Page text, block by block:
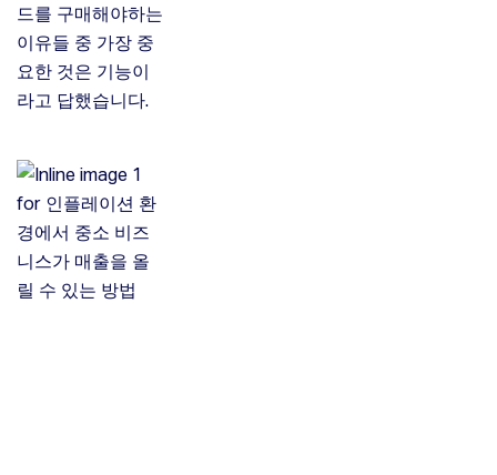
드를 구매해야하는
이유들 중 가장 중
요한 것은 기능이
라고 답했습니다.